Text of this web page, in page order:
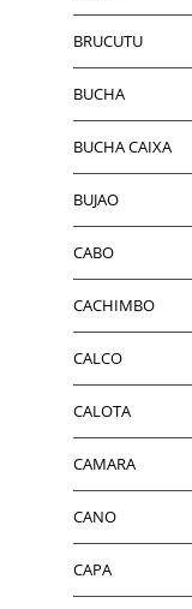
BRUCUTU
BUCHA
BUCHA CAIXA
BUJAO
CABO
CACHIMBO
CALCO
CALOTA
CAMARA
CANO
CAPA